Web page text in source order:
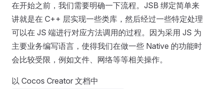
在开始之前，我们需要明确一下流程。JSB 绑定简单来
讲就是在 C++ 层实现一些类库，然后经过一些特定处理
可以在 JS 端进行对应方法调用的过程。因为采用 JS 为
主要业务编写语言，使得我们在做一些 Native 的功能时
会比较受限，例如文件、网络等等相关操作。
以 Cocos Creator 文档中